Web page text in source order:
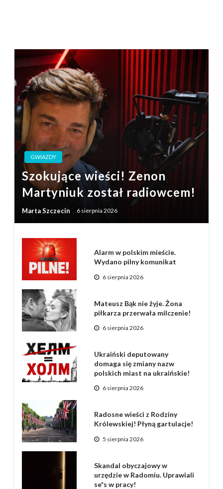
GWIAZDY
Szokujące wieści! Zenon
Martyniuk został radiowcem!
Marta Szczecin 6 sierpnia 2026
Alarm w polskim mieście.
Wydano pilny komunikat
6 sierpnia 2026
Mateusz Bąk nie żyje. Żona
piłkarza przerwała milczenie!
6 sierpnia 2026
Ukraiński deputowany
domaga się zmiany nazw
polskich miast na ukraińskie!
6 sierpnia 2026
Radosne wieści z Rodziny
Królewskiej! Płyną gartulacje!
5 sierpnia 2026
Skandal obyczajowy w
urzędzie w Radomiu. Uprawiali
se*s w pracy!